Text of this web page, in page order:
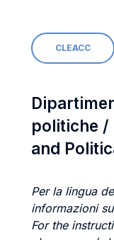
CLEACC
politiche /
and
Per la lingua
informazioni
For the